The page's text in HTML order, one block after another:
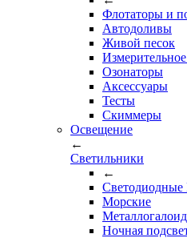
Флотаторы и
Автодоливы
Живой песок
Озонаторы
Аксессуары
Тесты
Cкиммеры
Освещение
←
Светильники
←
Cветодиодные
Морские
Ночная